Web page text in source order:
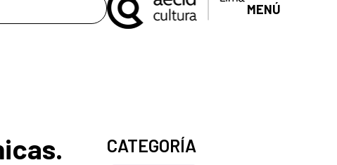
MENÚ
CATEGORÍA